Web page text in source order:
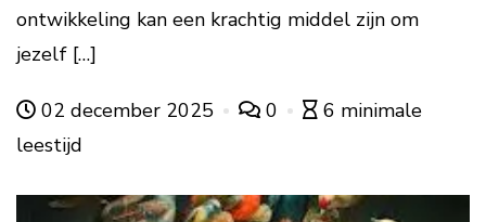
ontwikkeling kan een krachtig middel zijn om
jezelf […]
02 december 2025 0
6 minimale
leestijd